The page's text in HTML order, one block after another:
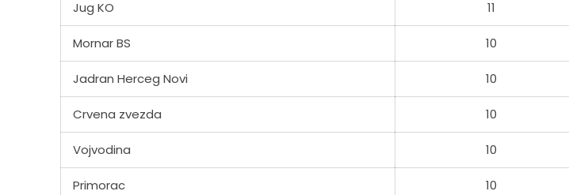
Jug KO 11
Mornar BS 10
Jadran Herceg Novi 10
Crvena zvezda 10
Vojvodina 10
Primorac 10